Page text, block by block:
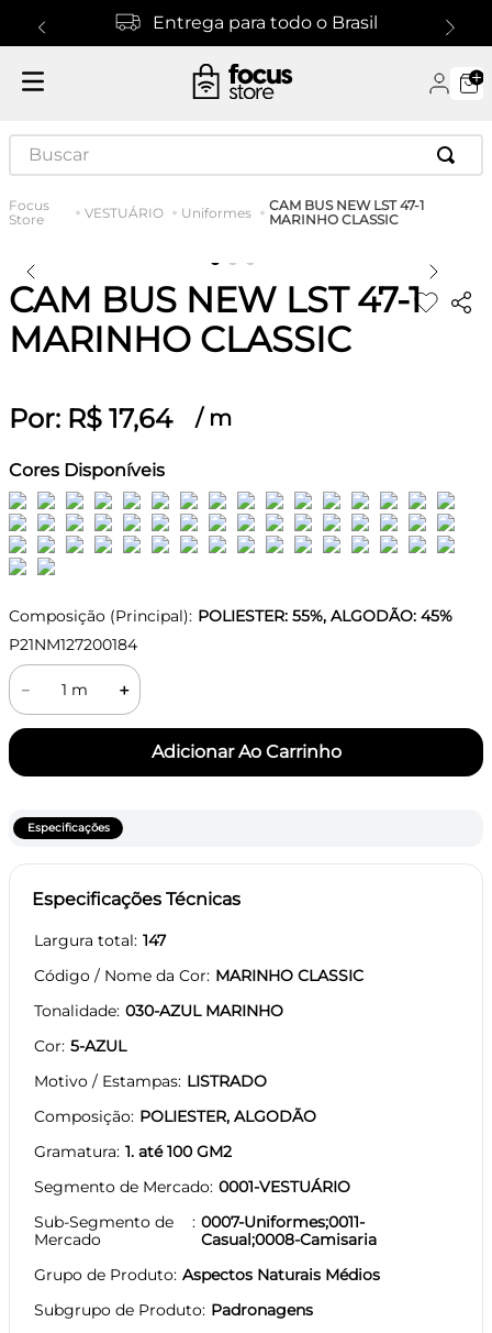
Entrega para todo o Brasil
Buscar
VESTUÁRIO Uniformes
CAM BUS NEW LST 47-1
MARINHO CLASSIC
CAM BUS NEW LST 47-1
MARINHO CLASSIC
Por: R$ 17,64 / m
Cores Disponíveis
Composição (Principal): POLIESTER: 55%, ALGODÃO: 45%
P21NM127200184
＋
－
Especificações
Especificações Técnicas
Largura total 147
Código / Nome da Cor MARINHO CLASSIC
Tonalidade 030-AZUL MARINHO
Cor 5-AZUL
Motivo / Estampas LISTRADO
Composição POLIESTER, ALGODÃO
Gramatura 1. até 100 GM2
Segmento de Mercado 0001-VESTUÁRIO
Sub-Segmento de
Mercado
0007-Uniformes;0011-
Casual;0008-Camisaria
Grupo de Produto Aspectos Naturais Médios
Subgrupo de Produto Padronagens